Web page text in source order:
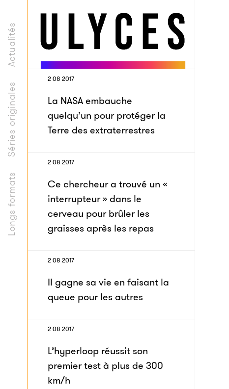
Longs formats
Séries originales
Actualités
2 08 2017
La NASA embauche
quelqu’un pour protéger la
Terre des extraterrestres
2 08 2017
Ce chercheur a trouvé un «
interrupteur » dans le
cerveau pour brûler les
graisses après les repas
2 08 2017
Il gagne sa vie en faisant la
queue pour les autres
2 08 2017
L’hyperloop réussit son
premier test à plus de 300
km/h